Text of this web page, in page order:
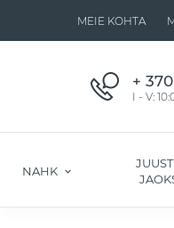
MEIE KOHTA
+
I - V:
NAHK